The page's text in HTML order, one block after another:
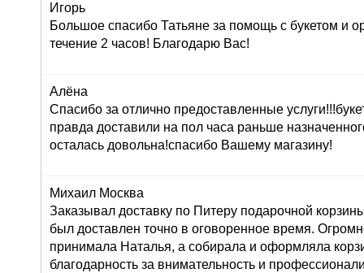
Игорь
Большое спасибо Татьяне за помощь с букетом и
течение 2 часов! Благодарю Вас!
Алёна
Спасибо за отлично предоставленные
правда доставили на пол часа раньше
осталась довольна!спасибо Вашему магазину!
Михаил Москва
Заказывал доставку по Питеру подарочной
был доставлен точно в оговоренное время.
принимала Наталья, а собирала и оформляла
благодарность за внимательность и